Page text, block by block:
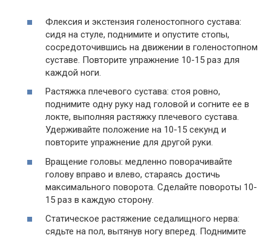
Флексия и экстензия голеностопного сустава:
сидя на стуле, поднимите и опустите стопы,
сосредоточившись на движении в голеностопном
суставе. Повторите упражнение 10-15 раз для
каждой ноги.
Растяжка плечевого сустава: стоя ровно,
поднимите одну руку над головой и согните ее в
локте, выполняя растяжку плечевого сустава.
Удерживайте положение на 10-15 секунд и
повторите упражнение для другой руки.
Вращение головы: медленно поворачивайте
голову вправо и влево, стараясь достичь
максимального поворота. Сделайте повороты 10-
15 раз в каждую сторону.
Статическое растяжение седалищного нерва:
сядьте на пол, вытянув ногу вперед. Поднимите